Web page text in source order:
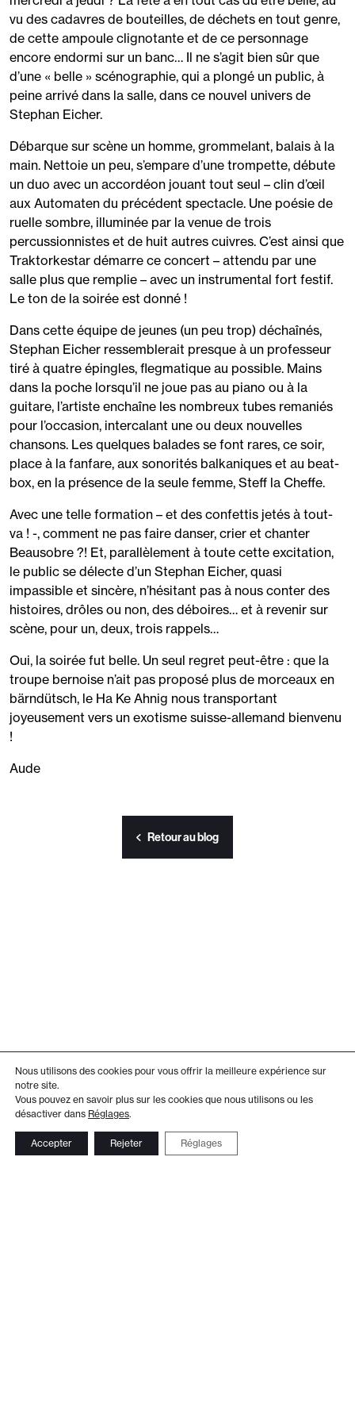
vu des cadavres de bouteilles, de déchets en tout genre,
de cette ampoule clignotante et de ce personnage
encore endormi sur un banc… Il ne s’agit bien sûr que
d’une « belle » scénographie, qui a plongé un public, à
peine arrivé dans la salle, dans ce nouvel univers de
Stephan Eicher.
Débarque sur scène un homme, grommelant, balais à la
main. Nettoie un peu, s’empare d’une trompette, débute
un duo avec un accordéon jouant tout seul – clin d’œil
aux Automaten du précédent spectacle. Une poésie de
ruelle sombre, illuminée par la venue de trois
percussionnistes et de huit autres cuivres. C’est ainsi que
Traktorkestar démarre ce concert – attendu par une
salle plus que remplie – avec un instrumental fort festif.
Le ton de la soirée est donné !
Dans cette équipe de jeunes (un peu trop) déchaînés,
Stephan Eicher ressemblerait presque à un professeur
tiré à quatre épingles, flegmatique au possible. Mains
dans la poche lorsqu’il ne joue pas au piano ou à la
guitare, l’artiste enchaîne les nombreux tubes remaniés
pour l’occasion, intercalant une ou deux nouvelles
chansons. Les quelques balades se font rares, ce soir,
place à la fanfare, aux sonorités balkaniques et au beat-
box, en la présence de la seule femme, Steff la Cheffe.
Avec une telle formation – et des confettis jetés à tout-
va ! -, comment ne pas faire danser, crier et chanter
Beausobre ?! Et, parallèlement à toute cette excitation,
le public se délecte d’un Stephan Eicher, quasi
impassible et sincère, n’hésitant pas à nous conter des
histoires, drôles ou non, des déboires… et à revenir sur
scène, pour un, deux, trois rappels…
Oui, la soirée fut belle. Un seul regret peut-être : que la
troupe bernoise n’ait pas proposé plus de morceaux en
bärndütsch, le Ha Ke Ahnig nous transportant
joyeusement vers un exotisme suisse-allemand bienvenu
!
Aude
Retour au blog
Nous utilisons des cookies pour vous offrir la meilleure expérience sur
notre site.
Vous pouvez en savoir plus sur les cookies que nous utilisons ou les
désactiver dans Réglages.
Accepter Rejeter Réglages